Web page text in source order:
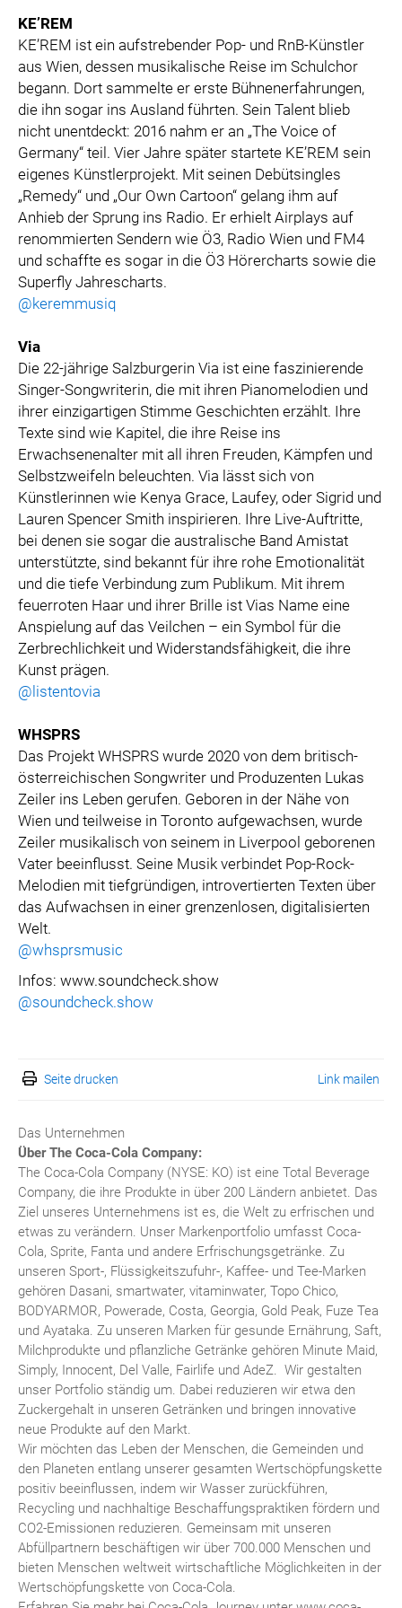
KE’REM
KE’REM ist ein aufstrebender Pop- und RnB-Künstler
aus Wien, dessen musikalische Reise im Schulchor
begann. Dort sammelte er erste Bühnenerfahrungen,
die ihn sogar ins Ausland führten. Sein Talent blieb
nicht unentdeckt: 2016 nahm er an „The Voice of
Germany“ teil. Vier Jahre später startete KE’REM sein
eigenes Künstlerprojekt. Mit seinen Debütsingles
„Remedy“ und „Our Own Cartoon“ gelang ihm auf
Anhieb der Sprung ins Radio. Er erhielt Airplays auf
renommierten Sendern wie Ö3, Radio Wien und FM4
und schaffte es sogar in die Ö3 Hörercharts sowie die
Superfly Jahrescharts.
@keremmusiq
Via
Die 22-jährige Salzburgerin Via ist eine faszinierende
Singer-Songwriterin, die mit ihren Pianomelodien und
ihrer einzigartigen Stimme Geschichten erzählt. Ihre
Texte sind wie Kapitel, die ihre Reise ins
Erwachsenenalter mit all ihren Freuden, Kämpfen und
Selbstzweifeln beleuchten. Via lässt sich von
Künstlerinnen wie Kenya Grace, Laufey, oder Sigrid und
Lauren Spencer Smith inspirieren. Ihre Live-Auftritte,
bei denen sie sogar die australische Band Amistat
unterstützte, sind bekannt für ihre rohe Emotionalität
und die tiefe Verbindung zum Publikum. Mit ihrem
feuerroten Haar und ihrer Brille ist Vias Name eine
Anspielung auf das Veilchen – ein Symbol für die
Zerbrechlichkeit und Widerstandsfähigkeit, die ihre
Kunst prägen.
@listentovia
WHSPRS
Das Projekt WHSPRS wurde 2020 von dem britisch-
österreichischen Songwriter und Produzenten Lukas
Zeiler ins Leben gerufen. Geboren in der Nähe von
Wien und teilweise in Toronto aufgewachsen, wurde
Zeiler musikalisch von seinem in Liverpool geborenen
Vater beeinflusst. Seine Musik verbindet Pop-Rock-
Melodien mit tiefgründigen, introvertierten Texten über
das Aufwachsen in einer grenzenlosen, digitalisierten
Welt.
@whsprsmusic
Infos: www.soundcheck.show
@soundcheck.show
Seite drucken Link mailen
Das Unternehmen
Über The Coca-Cola Company:
The Coca-Cola Company (NYSE: KO) ist eine Total Beverage
Company, die ihre Produkte in über 200 Ländern anbietet. Das
Ziel unseres Unternehmens ist es, die Welt zu erfrischen und
etwas zu verändern. Unser Markenportfolio umfasst Coca-
Cola, Sprite, Fanta und andere Erfrischungsgetränke. Zu
unseren Sport-, Flüssigkeitszufuhr-, Kaffee- und Tee-Marken
gehören Dasani, smartwater, vitaminwater, Topo Chico,
BODYARMOR, Powerade, Costa, Georgia, Gold Peak, Fuze Tea
und Ayataka. Zu unseren Marken für gesunde Ernährung, Saft,
Milchprodukte und pflanzliche Getränke gehören Minute Maid,
Simply, Innocent, Del Valle, Fairlife und AdeZ. Wir gestalten
unser Portfolio ständig um. Dabei reduzieren wir etwa den
Zuckergehalt in unseren Getränken und bringen innovative
neue Produkte auf den Markt.
Wir möchten das Leben der Menschen, die Gemeinden und
den Planeten entlang unserer gesamten Wertschöpfungskette
positiv beeinflussen, indem wir Wasser zurückführen,
Recycling und nachhaltige Beschaffungspraktiken fördern und
CO2-Emissionen reduzieren. Gemeinsam mit unseren
Abfüllpartnern beschäftigen wir über 700.000 Menschen und
bieten Menschen weltweit wirtschaftliche Möglichkeiten in der
Wertschöpfungskette von Coca-Cola.